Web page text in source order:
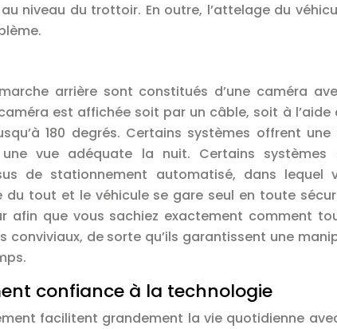
niveau du trottoir. En outre, l’attelage du
arrière sont constitués d’une caméra
est affichée soit par un câble, soit à l’aide
180 degrés. Certains systèmes offrent
vue adéquate la nuit. Certains
de stationnement automatisé, dans lequel
du tout et le véhicule se gare seul en toute
afin que vous sachiez exactement comment
de sorte qu’ils garantissent une
confiance à la technologie
facilitent grandement la vie quotidienne